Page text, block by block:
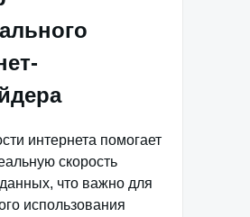
интернета помогает
скорость
что важно для
использования